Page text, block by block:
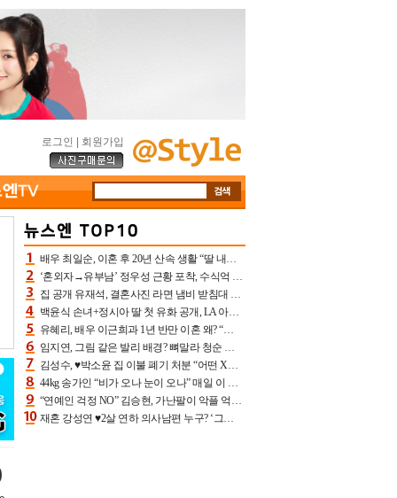
로그인 회원가입
배우 최일순, 이혼 후 20년 산속 생활 “딸 내가 버렸다고 원망‥맘 아파”(특종)[어제TV]
‘혼외자→유부남’ 정우성 근황 포착, 수식억 해킹 피해 후배 만났다 “존경하는”
집 공개 유재석, 결혼사진 라면 냄비 받침대 되고 분노‥가족사진도 피해(놀뭐)[어제TV]
백윤식 손녀+정시아 딸 첫 유화 공개, LA 아트쇼→서울국제조각페스타 작가다운 수준급 실력
유혜리, 배우 이근희과 1년 반만 이혼 왜? “식칼 꽂고 의자 던져” 충격 폭로(특종)[어제TV]
임지연, 그림 같은 발리 배경? 뼈말라 청순 비키니 핏에 상대 안 되네
김성수, ♥박소윤 집 이불 폐기 처분 “어떤 X이랑 썼을지 몰라” 질투(신랑수업2)[어제TV]
44kg 송가인 “비가 오나 눈이 오나” 매일 이 운동, 허벅지 근육량 상승+체지방 감소
“연예인 걱정 NO” 김승현, 가난팔이 악플 억울할만‥아내+딸과 日 여행
재혼 강성연 ♥2살 연하 의사남편 누구? ‘그알’ 자문의에 훈남 비주얼 초엘리트 스펙 [종합]